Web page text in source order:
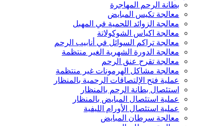
بطانة الرحم المهاجرة
معالجة تكيس المبايض
معالجة الزوائد اللحمية في المهبل
معالجة اكياس الشوكولاتة
معالجة تراكم السوائل في أنابيب الرحم
معالجة الدورة الشهرية الغير منتظمة
معالجة تقرح عنق الرحم
معالجة مشاكل الهرمونات غير منتظمة
عملية فتح الإلتصاقات الرحمية بالمنظار
استئصال بطانة الرحم بالمنظار
عملية استئصال المبايض بالمنظار
عملية استئصال الأورام الليفية
معالجة سرطان المبايض